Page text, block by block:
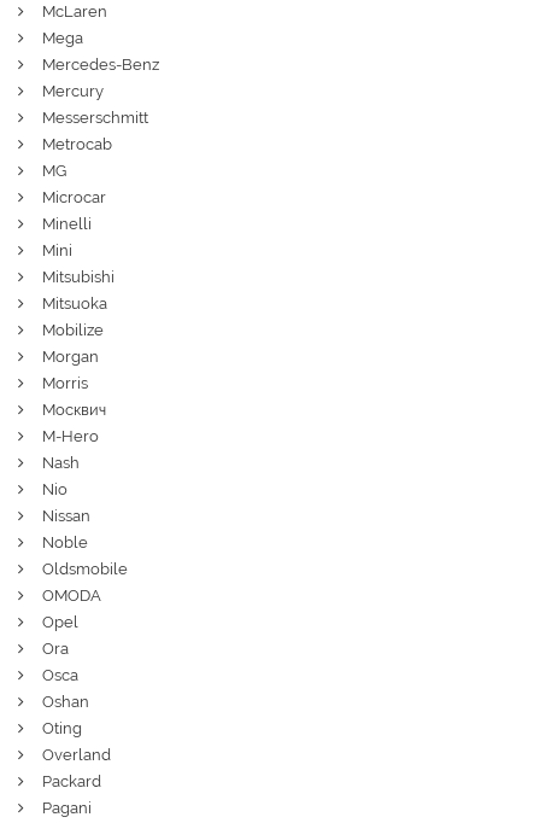
McLaren
Mega
Mercedes-Benz
Mercury
Messerschmitt
Metrocab
MG
Microcar
Minelli
Mini
Mitsubishi
Mitsuoka
Mobilize
Morgan
Morris
Москвич
M-Hero
Nash
Nio
Nissan
Noble
Oldsmobile
OMODA
Opel
Ora
Osca
Oshan
Oting
Overland
Packard
Pagani